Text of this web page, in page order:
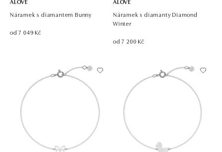
Náramek s diamantem Bunny
od 7 049 Kč
Náramek s diamanty Diamond
Winter
od 7 200 Kč